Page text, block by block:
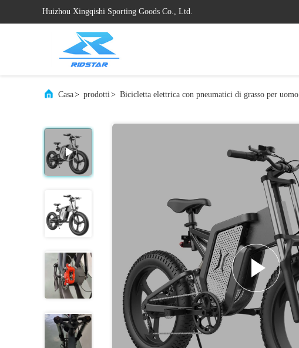
Huizhou Xingqishi Sporting Goods Co., Ltd.
Casa> prodotti> Bicicletta elettrica con pneumatici di grasso per uomo